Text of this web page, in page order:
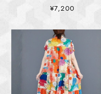
¥7,200